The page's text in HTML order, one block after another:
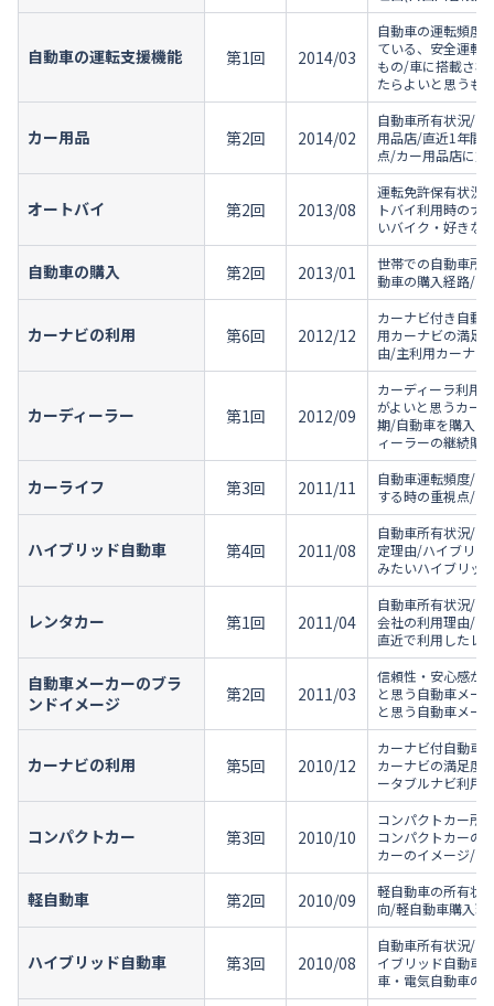
自動車の運転支援機能 第1回 2014/03
自動車の運転頻度
ている、安全運転
もの/車に搭載され
たらよいと思うも
カー用品 第2回 2014/02
自動車所有状況/
用品店/直近1年間
点/カー用品店に対
オートバイ 第2回 2013/08
運転免許保有状況/
トバイ利用時のナ
いバイク・好きな
自動車の購入 第2回 2013/01
世帯での自動車所
動車の購入経路/自
カーナビの利用 第6回 2012/12
カーナビ付き自動
用カーナビの満足
由/主利用カーナビ
カーディーラー 第1回 2012/09
カーディーラ利用
がよいと思うカー
期/自動車を購入し
ィーラーの継続購
カーライフ 第3回 2011/11
自動車運転頻度/
する時の重視点/
ハイブリッド自動車 第4回 2011/08
自動車所有状況/ハ
定理由/ハイブリッ
みたいハイブリッ
レンタカー 第1回 2011/04
自動車所有状況/
会社の利用理由/直
直近で利用したレ
自動車メーカーのブラ
ンドイメージ
第2回 2011/03
信頼性・安心感が
と思う自動車メー
と思う自動車メー
カーナビの利用 第5回 2010/12
カーナビ付自動車
カーナビの満足度
ータブルナビ利用
コンパクトカー 第3回 2010/10
コンパクトカー所
コンパクトカーの
カーのイメージ/コ
軽自動車 第2回 2010/09
軽自動車の所有状
向/軽自動車購入
ハイブリッド自動車 第3回 2010/08
自動車所有状況/
イブリッド自動車
車・電気自動車の